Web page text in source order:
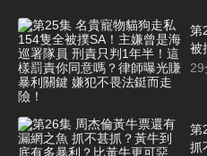
第
被
責
29
第
抓